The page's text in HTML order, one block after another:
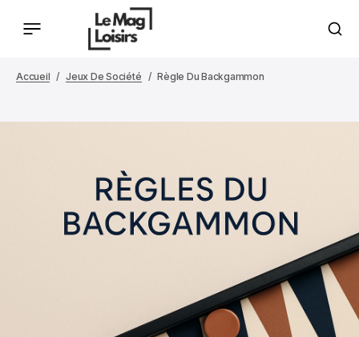
Accueil Jeux De Société Règle Du Backgammon